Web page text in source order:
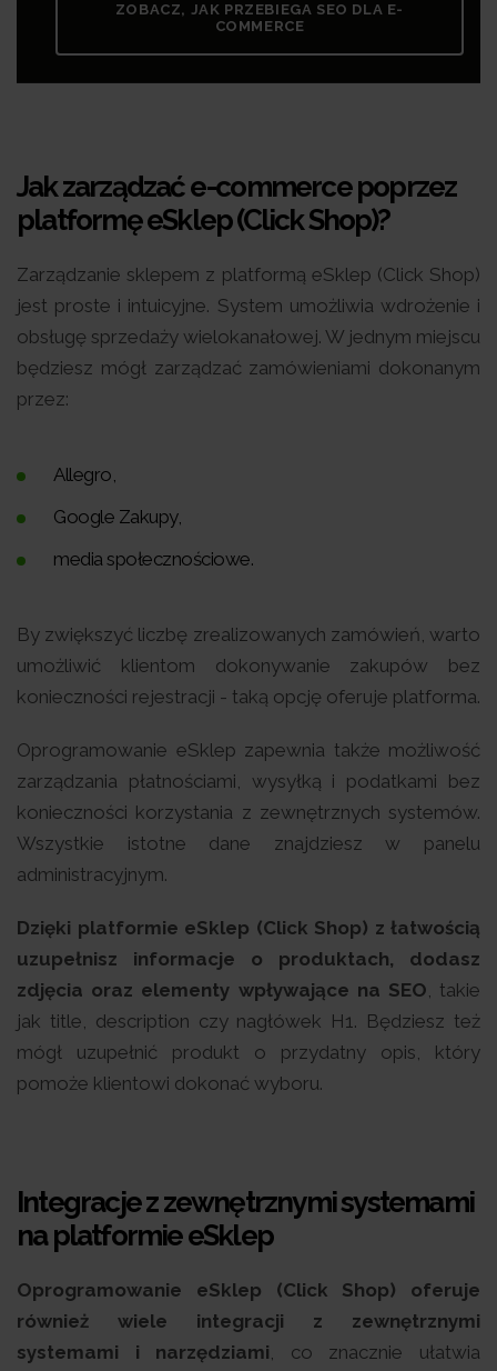
ZOBACZ, JAK PRZEBIEGA SEO DLA E-
COMMERCE
Jak zarządzać e-commerce poprzez
platformę eSklep (Click Shop)?
Zarządzanie sklepem z platformą eSklep (Click Shop)
jest proste i intuicyjne. System umożliwia wdrożenie i
obsługę sprzedaży wielokanałowej. W jednym miejscu
będziesz mógł zarządzać zamówieniami dokonanym
przez:
Allegro,
Google Zakupy,
media społecznościowe.
By zwiększyć liczbę zrealizowanych zamówień, warto
umożliwić klientom dokonywanie zakupów bez
konieczności rejestracji - taką opcję oferuje platforma.
Oprogramowanie eSklep zapewnia także możliwość
zarządzania płatnościami, wysyłką i podatkami bez
konieczności korzystania z zewnętrznych systemów.
Wszystkie istotne dane znajdziesz w panelu
administracyjnym.
Dzięki platformie eSklep (Click Shop) z łatwością
uzupełnisz informacje o produktach, dodasz
zdjęcia oraz elementy wpływające na SEO, takie
jak title, description czy nagłówek H1. Będziesz też
mógł uzupełnić produkt o przydatny opis, który
pomoże klientowi dokonać wyboru.
Integracje z zewnętrznymi systemami
na platformie eSklep
Oprogramowanie eSklep (Click Shop) oferuje
również wiele integracji z zewnętrznymi
systemami i narzędziami, co znacznie ułatwia